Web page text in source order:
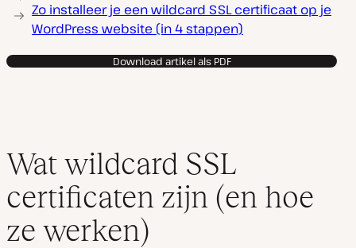
Zo installeer je een wildcard SSL certificaat op je
WordPress website (in 4 stappen)
Download artikel als PDF
Wat wildcard SSL
certificaten zijn (en hoe
ze werken)